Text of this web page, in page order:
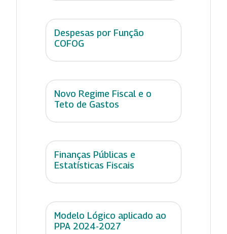
Despesas por Função
COFOG
Novo Regime Fiscal e o
Teto de Gastos
Finanças Públicas e
Estatísticas Fiscais
Modelo Lógico aplicado ao
PPA 2024-2027